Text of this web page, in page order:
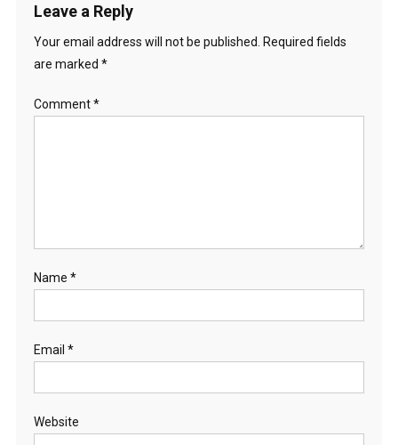
Leave a Reply
Your email address will not be published.
Required fields
are marked *
Comment*
Name *
Email *
Website